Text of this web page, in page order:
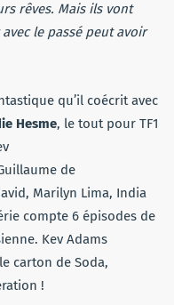
rêves. Mais ils vont
le passé peut avoir
qu’il coécrit avec
Hesme, le tout pour TF1
de
Marilyn Lima, India
compte 6 épisodes de
Kev Adams
carton de Soda,
!